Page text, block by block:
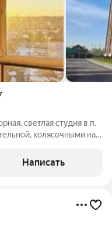
светлая студия в п.
колясочными на
мест.В
Написать